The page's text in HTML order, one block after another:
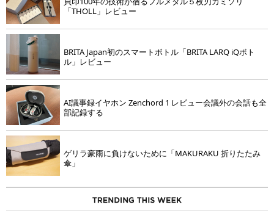
「THOLL」レビュー
BRITA Japan初のスマートボトル「BRITA LARQ iQボト
ル」レビュー
AI議事録イヤホン Zenchord 1 レビュー会議外の会話も全
部記録する
ゲリラ豪雨に負けないために「MAKURAKU 折りたたみ
傘」